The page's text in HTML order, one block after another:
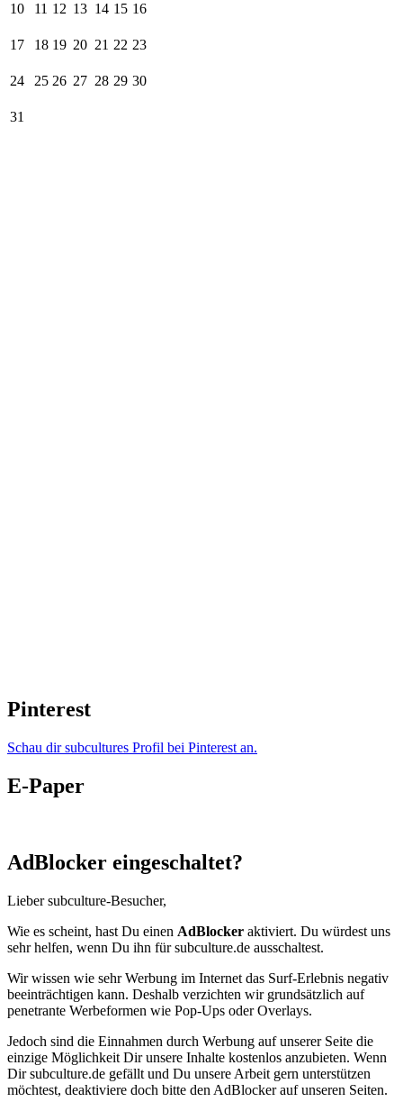
10 11 12 13 14 15 16
17 18 19 20 21 22 23
24 25 26 27 28 29 30
31
Pinterest
Schau dir subcultures Profil bei Pinterest an.
E-Paper
AdBlocker eingeschaltet?
Lieber subculture-Besucher,
Wie es scheint, hast Du einen AdBlocker aktiviert. Du würdest uns
sehr helfen, wenn Du ihn für subculture.de ausschaltest.
Wir wissen wie sehr Werbung im Internet das Surf-Erlebnis negativ
beeinträchtigen kann. Deshalb verzichten wir grundsätzlich auf
penetrante Werbeformen wie Pop-Ups oder Overlays.
Jedoch sind die Einnahmen durch Werbung auf unserer Seite die
einzige Möglichkeit Dir unsere Inhalte kostenlos anzubieten. Wenn
Dir subculture.de gefällt und Du unsere Arbeit gern unterstützen
möchtest, deaktiviere doch bitte den AdBlocker auf unseren Seiten.